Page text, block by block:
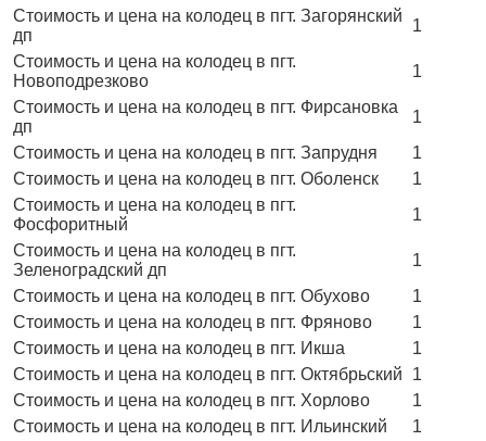
Стоимость и цена на колодец в пгт. Загорянский
дп
1
Стоимость и цена на колодец в пгт.
Новоподрезково
1
Стоимость и цена на колодец в пгт. Фирсановка
дп
1
Стоимость и цена на колодец в пгт. Запрудня
1
Стоимость и цена на колодец в пгт. Оболенск
1
Стоимость и цена на колодец в пгт.
Фосфоритный
1
Стоимость и цена на колодец в пгт.
Зеленоградский дп
1
Стоимость и цена на колодец в пгт. Обухово
1
Стоимость и цена на колодец в пгт. Фряново
1
Стоимость и цена на колодец в пгт. Икша
1
Стоимость и цена на колодец в пгт. Октябрьский
1
Стоимость и цена на колодец в пгт. Хорлово
1
Стоимость и цена на колодец в пгт. Ильинский
1